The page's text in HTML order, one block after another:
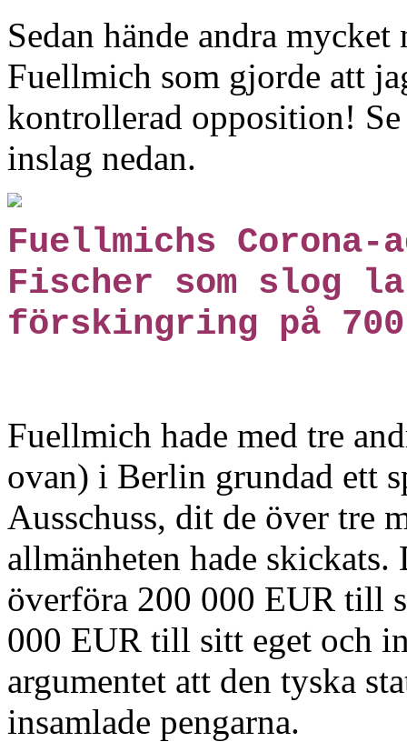
Sedan hände andra
Fuellmich som gjorde att
kontrollerad opposition!
inslag nedan.
Fuellmichs
Fischer som slog
förskingring på 700
Fuellmich hade med tre
ovan) i Berlin grundad ett
Ausschuss, dit de över tre
allmänheten hade
överföra 200 000 EUR till
000 EUR till sitt eget och
argumentet att den tyska
insamlade pengarna.